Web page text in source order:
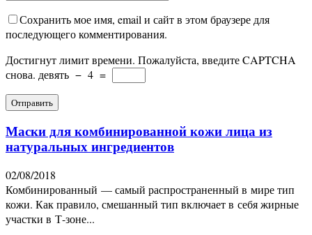
Сохранить мое имя, email и сайт в этом браузере для
последующего комментирования.
Достигнут лимит времени. Пожалуйста, введите CAPTCHA
снова. девять − 4 =
Маски для комбинированной кожи лица из
натуральных ингредиентов
02/08/2018
Комбинированный — самый распространенный в мире тип
кожи. Как правило, смешанный тип включает в себя жирные
участки в Т-зоне...